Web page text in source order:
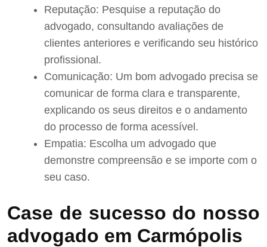
Reputação: Pesquise a reputação do
advogado, consultando avaliações de
clientes anteriores e verificando seu histórico
profissional.
Comunicação: Um bom advogado precisa se
comunicar de forma clara e transparente,
explicando os seus direitos e o andamento
do processo de forma acessível.
Empatia: Escolha um advogado que
demonstre compreensão e se importe com o
seu caso.
Case de sucesso do nosso
advogado em Carmópolis